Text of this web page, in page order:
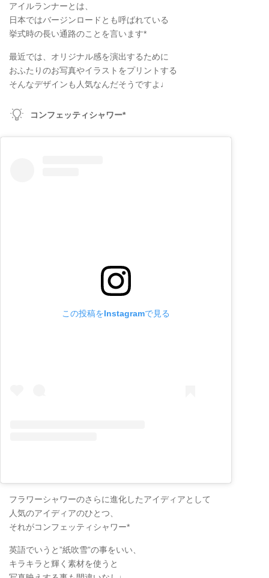
アイルランナーとは、
日本ではバージンロードとも呼ばれている
挙式時の長い通路のことを言います*
最近では、オリジナル感を演出するために
おふたりのお写真やイラストをプリントする
そんなデザインも人気なんだそうですよ♩
コンフェッティシャワー*
この投稿をInstagramで見る
フラワーシャワーのさらに進化したアイディアとして
人気のアイディアのひとつ、
それがコンフェッティシャワー*
英語でいうと”紙吹雪”の事をいい、
キラキラと輝く素材を使うと